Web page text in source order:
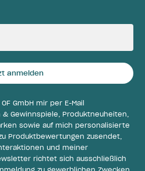
anmelden
GmbH mir per E-Mail
Gewinnspiele, Produktneuheiten,
sowie auf mich personalisierte
Produktbewertungen zusendet,
und meiner
richtet sich ausschließlich